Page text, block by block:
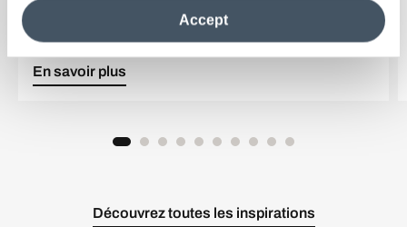
the site after installing only technical cookies. For more
information see the
Cookie Policy
Accept
En savoir plus
Découvrez toutes les inspirations